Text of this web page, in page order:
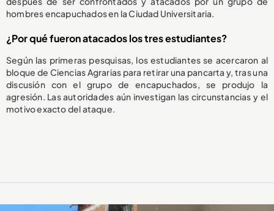
hombres encapuchados en la Ciudad Universitaria.
¿Por qué fueron atacados los tres estudiantes?
Según las primeras pesquisas, los estudiantes se acercaron al
bloque de Ciencias Agrarias para retirar una pancarta y, tras una
discusión con el grupo de encapuchados, se produjo la
agresión. Las autoridades aún investigan las circunstancias y el
motivo exacto del ataque.